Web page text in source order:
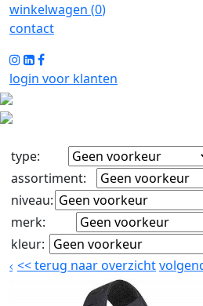
winkelwagen (0)
contact
login voor klanten
type:
assortiment:
niveau:
merk:
kleur:
<<terug naar overzicht